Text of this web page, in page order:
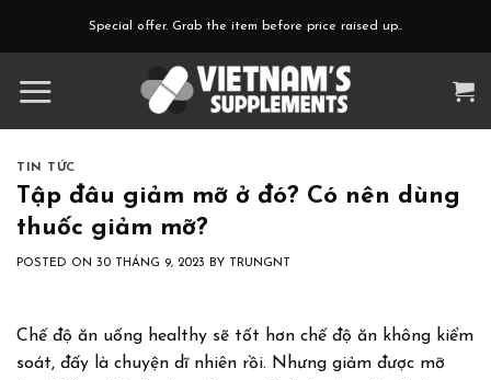
Special offer. Grab the item before price raised up..
TIN TỨC
Tập đâu giảm mỡ ở đó? Có nên dùng
thuốc giảm mỡ?
POSTED ON 30 THÁNG 9, 2023 BY TRUNGNT
Chế độ ăn uống healthy sẽ tốt hơn chế độ ăn không kiểm
soát, đấy là chuyện dĩ nhiên rồi. Nhưng giảm được mỡ